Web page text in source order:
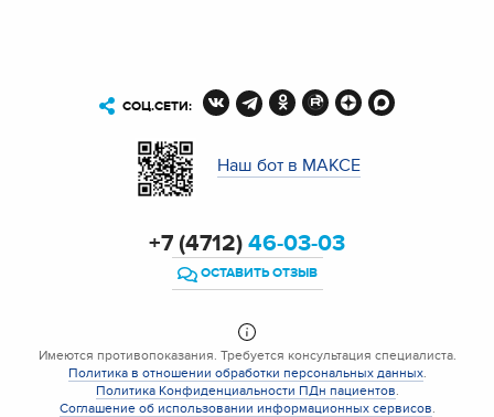
СОЦ.СЕТИ:
Наш бот в МАКСЕ
+7 (4712)46-03-03
ОСТАВИТЬ ОТЗЫВ
Имеются противопоказания. Требуется консультация специалиста.
Политика в отношении обработки персональных данных.
Политика Конфиденциальности ПДн пациентов
Соглашение об использовании информационных сервисов